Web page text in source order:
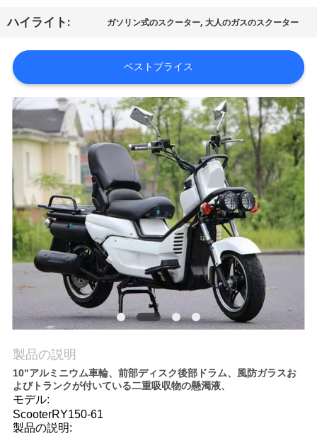
旅
品
質
管
理
私
達
に
連
し
な
さ
ハイライト: ガソリン式のスクーター,大人のガスのスクーター
ベストプライス
製品の説明
10"アルミニウム車輪、前部ディスク後部ドラム、風防ガラスお
よびトランクが付いている二重吸収物の懸濁液、
モデル:
ScooterRY150-61
製品の説明: